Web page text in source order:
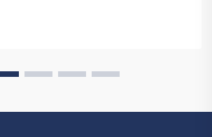
potrzebę atrakcyjnego i
Kluczowe...